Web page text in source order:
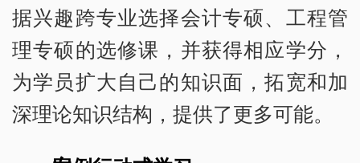
据兴趣跨专业选择会计专硕、工程管
理专硕的选修课，并获得相应学分，
为学员扩大自己的知识面，拓宽和加
深理论知识结构，提供了更多可能。